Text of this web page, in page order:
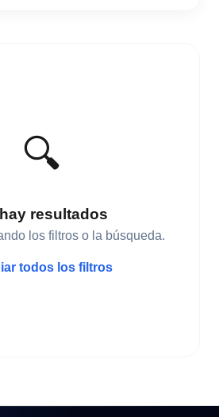
🔍
resultados
los filtros o la búsqueda.
todos los filtros